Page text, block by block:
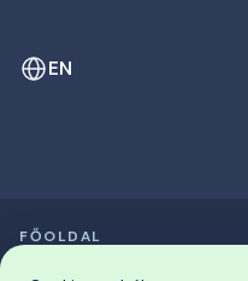
EN
FŐOLDAL